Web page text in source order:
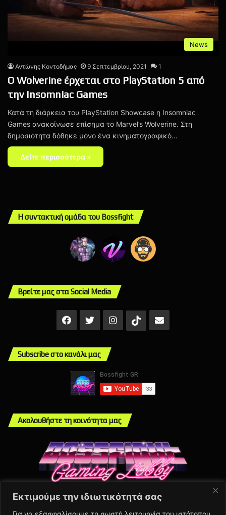
Εκτιμούμε την ιδιωτικότητά σας
News
Αντώνης Κοντοδήμας 9 Σεπτεμβρίου, 2021 1
Ο Wolverine έρχεται στο PlayStation 5 από
την Insomniac Games
Κατά τη διάρκεια του PlayStation Showcase η Insomniac
Games ανακοίνωσε επίσημα το Marvel’s Wolverine. Στη
δημοσιότητα δόθηκε μόνο ένα κινηματογραφικό…
Δείτε περισσότερα »
Η συντακτική ομάδα του Bossfight
Βρείτε μας στα Social Media
Facebook
X InstagramTikTokMail
Subscribe στο κανάλι μας
Ακολουθήστε τη κοινότητα μας